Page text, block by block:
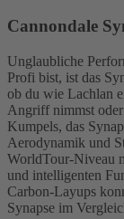
Cannondale
Unglaubliche
Profi bist, ist das
ob du wie Lachlan
Angriff nimmst oder
Kumpels, das
Aerodynamik und
WorldTour-Niveau
und intelligenten
Carbon-Layups
Synapse im